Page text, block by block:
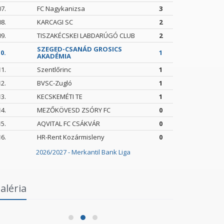
2026/2027 - Merkantil Bank Liga
FC Nagykanizsa
3
KARCAGI SC
2
TISZAKÉCSKEI LABDARÚGÓ CLUB
2
SZEGED-CSANÁD GROSICS
AKADÉMIA
1
Szentlőrinc
1
BVSC-Zugló
1
KECSKEMÉTI TE
1
MEZŐKÖVESD ZSÓRY FC
0
AQVITAL FC CSÁKVÁR
0
HR-Rent Kozármisleny 0
Gellért Fórumban
2026.06.03.